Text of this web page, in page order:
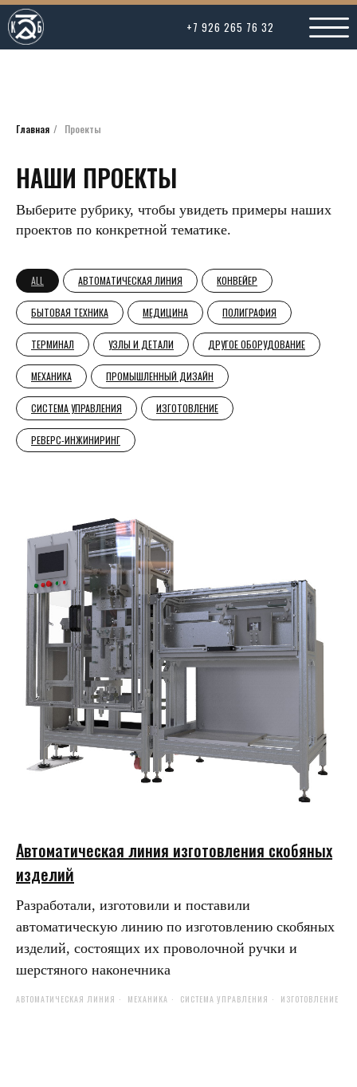
+7 926 265 76 32
Главная / Проекты
НАШИ ПРОЕКТЫ
Выберите рубрику, чтобы увидеть примеры наших
проектов по конкретной тематике.
ALL АВТОМАТИЧЕСКАЯ ЛИНИЯ КОНВЕЙЕР
БЫТОВАЯ ТЕХНИКА МЕДИЦИНА ПОЛИГРАФИЯ
ТЕРМИНАЛ УЗЛЫ И ДЕТАЛИ ДРУГОЕ ОБОРУДОВАНИЕ
МЕХАНИКА ПРОМЫШЛЕННЫЙ ДИЗАЙН
СИСТЕМА УПРАВЛЕНИЯ ИЗГОТОВЛЕНИЕ
РЕВЕРС-ИНЖИНИРИНГ
Автоматическая линия изготовления скобяных
изделий
Разработали, изготовили и поставили
автоматическую линию по изготовлению скобяных
изделий, состоящих их проволочной ручки и
шерстяного наконечника
АВТОМАТИЧЕСКАЯ ЛИНИЯ МЕХАНИКА СИСТЕМА УПРАВЛЕНИЯ ИЗГОТОВЛЕНИЕ